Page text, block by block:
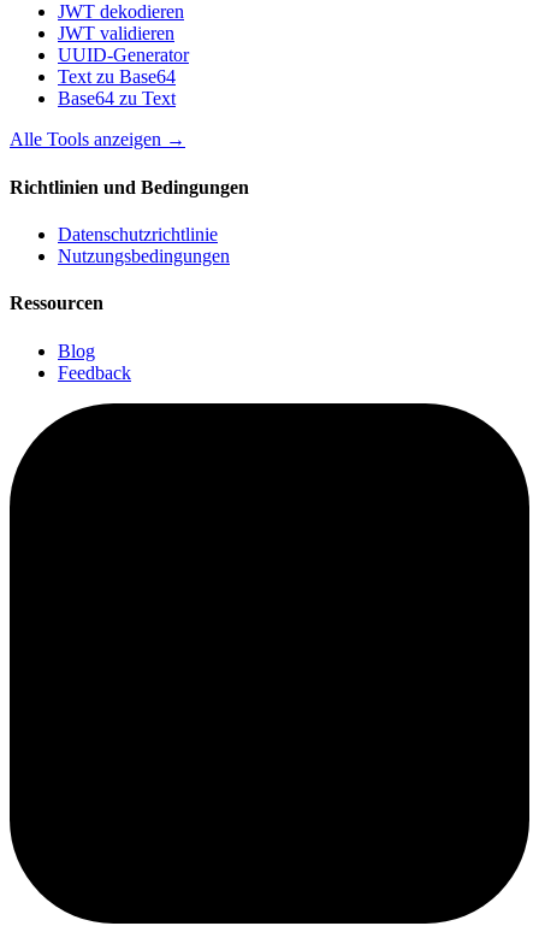
JWT dekodieren
JWT validieren
UUID-Generator
Text zu Base64
Base64 zu Text
Alle Tools anzeigen →
Richtlinien und Bedingungen
Datenschutzrichtlinie
Nutzungsbedingungen
Ressourcen
Blog
Feedback